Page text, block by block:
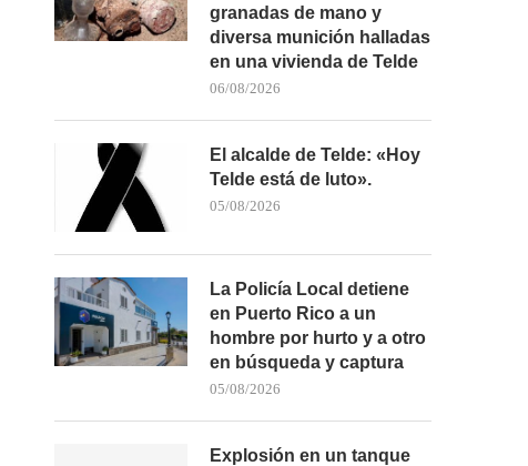
granadas de mano y
diversa munición halladas
en una vivienda de Telde
06/08/2026
El alcalde de Telde: «Hoy
Telde está de luto».
05/08/2026
La Policía Local detiene
en Puerto Rico a un
hombre por hurto y a otro
en búsqueda y captura
05/08/2026
Explosión en un tanque